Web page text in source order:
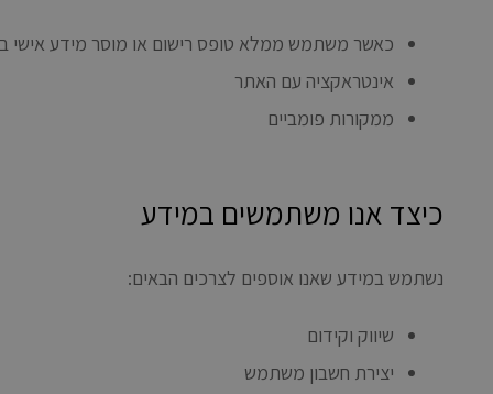
כאשר משתמש ממלא טופס רישום או מוסר מידע אישי
אינטראקציה עם האתר
ממקורות פומביים
כיצד אנו משתמשים במידע
נשתמש במידע שאנו אוספים לצרכים הבאים:
שיווק וקידום
יצירת חשבון משתמש